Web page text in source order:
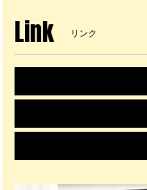
Link リンク